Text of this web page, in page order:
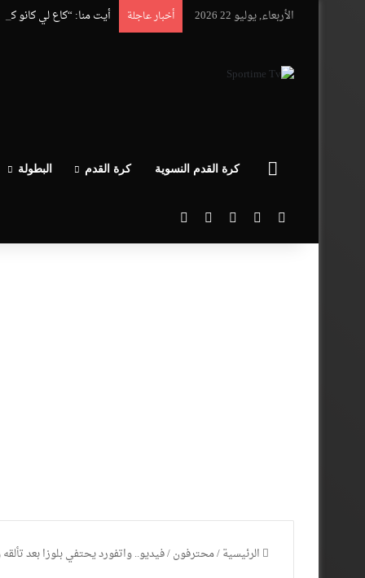
الأربعاء, يوليو 22 2026 أخبار عاجلة أيت منا: “كاع لي كانو
الرئيسيةكرة القدم النسوية كرة القدم البطولة
فيسبوك ‫YouTubeانستقرام
الرئيسية/محترفون/فيديو.. واتفورد يحتفي بلوزا بعد